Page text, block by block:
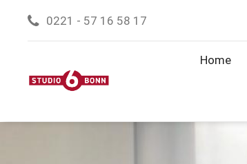
0221 - 57 16 58 17
Home